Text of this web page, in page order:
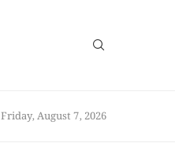
Friday, August 7, 2026